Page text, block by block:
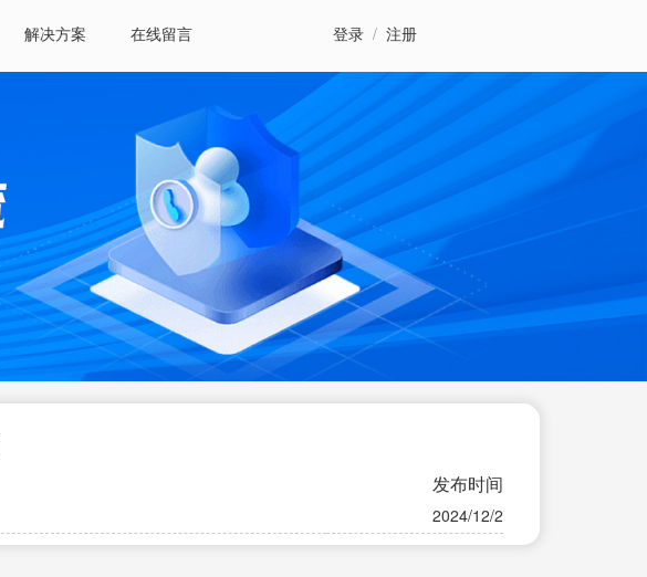
解决方案 在线留言 登录 / 注册
发布时间
2024/12/2